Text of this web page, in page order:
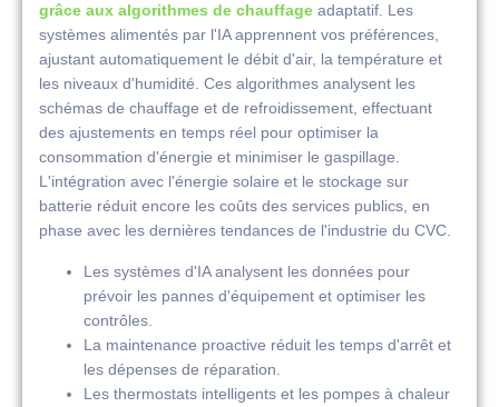
grâce aux algorithmes de chauffage adaptatif. Les
systèmes alimentés par l'IA apprennent vos préférences,
ajustant automatiquement le débit d'air, la température et
les niveaux d'humidité. Ces algorithmes analysent les
schémas de chauffage et de refroidissement, effectuant
des ajustements en temps réel pour optimiser la
consommation d'énergie et minimiser le gaspillage.
L'intégration avec l'énergie solaire et le stockage sur
batterie réduit encore les coûts des services publics, en
phase avec les dernières tendances de l'industrie du CVC.
Les systèmes d'IA analysent les données pour
prévoir les pannes d'équipement et optimiser les
contrôles.
La maintenance proactive réduit les temps d'arrêt et
les dépenses de réparation.
Les thermostats intelligents et les pompes à chaleur